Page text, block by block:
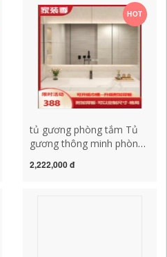
chậu rửa tủ gương nhà
tắm thông minh tủ gương
phòng tắm
HOT
tủ gương phòng tắm Tủ
gương thông minh phòng
có đèn làm mờ nhà vệ
2,222,000 đ